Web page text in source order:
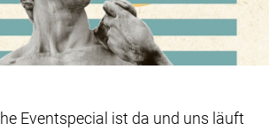
Eventspecial ist da und uns läuft